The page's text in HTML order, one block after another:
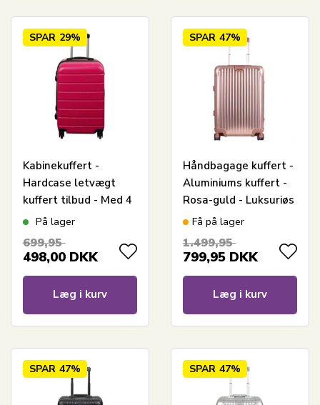
SPAR 29%
Kabinekuffert -
Hardcase letvægt
kuffert tilbud - Med 4
hjul - Pink strib
På lager
699,95
498,00 DKK
Læg i kurv
SPAR 47%
Håndbagage kuffert -
Aluminiums kuffert -
Rosa-guld - Luksuriøs
trolley med TSA lås -
Få på lager
1.499,95
799,95 DKK
Læg i kurv
SPAR 47% SPAR 47%